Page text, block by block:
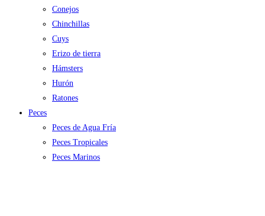
Conejos
Chinchillas
Cuys
Erizo de tierra
Hámsters
Hurón
Ratones
Peces
Peces de Agua Fría
Peces Tropicales
Peces Marinos